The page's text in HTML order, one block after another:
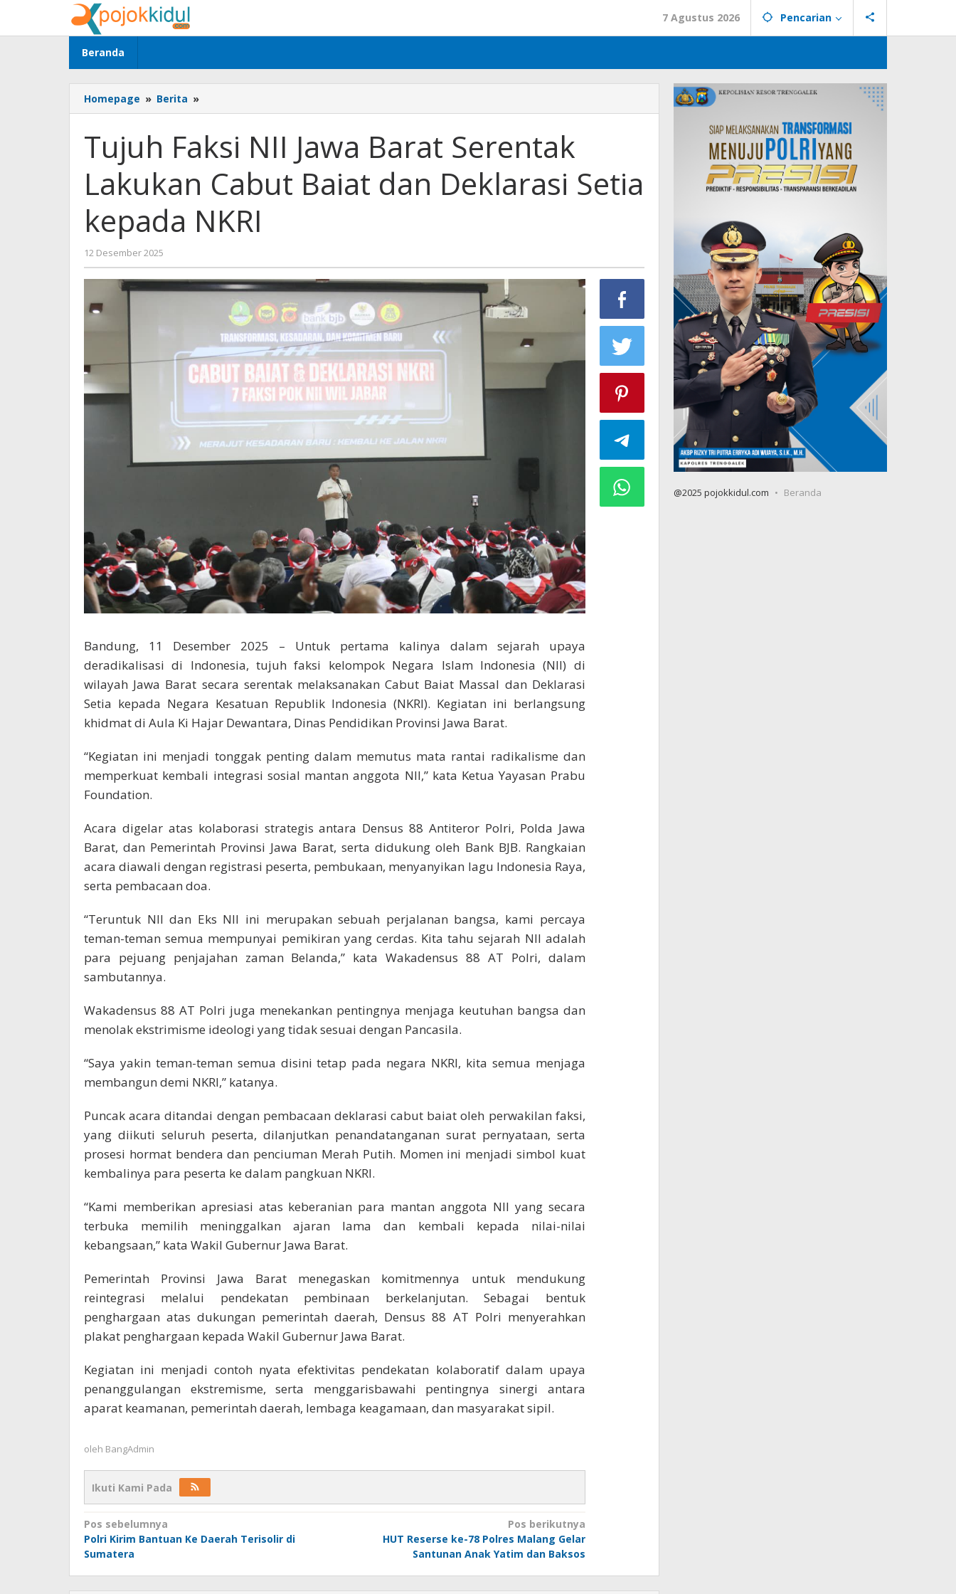
konten
7 Agustus 2026 Pencarian
Beranda
Homepage » Berita »
Faksi
Jawa
Barat
Serentak
Lakukan
Baiat
dan
kepada
NKRI
Tujuh Faksi NII Jawa Barat Serentak
Lakukan Cabut Baiat dan Deklarasi Setia
kepada NKRI
12 Desember 2025
BangAdmin
Bandung, 11 Desember 2025 – Untuk pertama kalinya dalam sejarah upaya
deradikalisasi di Indonesia, tujuh faksi kelompok Negara Islam Indonesia (NII) di
wilayah Jawa Barat secara serentak melaksanakan Cabut Baiat Massal dan Deklarasi
Setia kepada Negara Kesatuan Republik Indonesia (NKRI). Kegiatan ini berlangsung
khidmat di Aula Ki Hajar Dewantara, Dinas Pendidikan Provinsi Jawa Barat.
“Kegiatan ini menjadi tonggak penting dalam memutus mata rantai radikalisme dan
memperkuat kembali integrasi sosial mantan anggota NII,” kata Ketua Yayasan Prabu
Foundation.
Acara digelar atas kolaborasi strategis antara Densus 88 Antiteror Polri, Polda Jawa
Barat, dan Pemerintah Provinsi Jawa Barat, serta didukung oleh Bank BJB. Rangkaian
acara diawali dengan registrasi peserta, pembukaan, menyanyikan lagu Indonesia Raya,
serta pembacaan doa.
“Teruntuk NII dan Eks NII ini merupakan sebuah perjalanan bangsa, kami percaya
teman-teman semua mempunyai pemikiran yang cerdas. Kita tahu sejarah NII adalah
para pejuang penjajahan zaman Belanda,” kata Wakadensus 88 AT Polri, dalam
sambutannya.
Wakadensus 88 AT Polri juga menekankan pentingnya menjaga keutuhan bangsa dan
menolak ekstrimisme ideologi yang tidak sesuai dengan Pancasila.
“Saya yakin teman-teman semua disini tetap pada negara NKRI, kita semua menjaga
membangun demi NKRI,” katanya.
Puncak acara ditandai dengan pembacaan deklarasi cabut baiat oleh perwakilan faksi,
yang diikuti seluruh peserta, dilanjutkan penandatanganan surat pernyataan, serta
prosesi hormat bendera dan penciuman Merah Putih. Momen ini menjadi simbol kuat
kembalinya para peserta ke dalam pangkuan NKRI.
“Kami memberikan apresiasi atas keberanian para mantan anggota NII yang secara
terbuka memilih meninggalkan ajaran lama dan kembali kepada nilai-nilai
kebangsaan,” kata Wakil Gubernur Jawa Barat.
Pemerintah Provinsi Jawa Barat menegaskan komitmennya untuk mendukung
reintegrasi melalui pendekatan pembinaan berkelanjutan. Sebagai bentuk
penghargaan atas dukungan pemerintah daerah, Densus 88 AT Polri menyerahkan
plakat penghargaan kepada Wakil Gubernur Jawa Barat.
Kegiatan ini menjadi contoh nyata efektivitas pendekatan kolaboratif dalam upaya
penanggulangan ekstremisme, serta menggarisbawahi pentingnya sinergi antara
aparat keamanan, pemerintah daerah, lembaga keagamaan, dan masyarakat sipil.
oleh BangAdmin
Ikuti Kami Pada
Navigasi
pos
Pos sebelumnya
Polri Kirim Bantuan Ke Daerah Terisolir di
Sumatera
Pos berikutnya
HUT Reserse ke-78 Polres Malang Gelar
Santunan Anak Yatim dan Baksos
@2025 pojokkidul.com Beranda